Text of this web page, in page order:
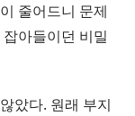
줄어드니 문제
아들이던 비밀
았다. 원래 부지